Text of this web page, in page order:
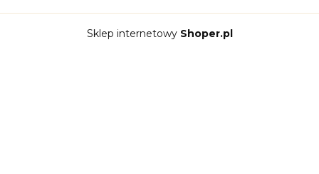
Sklep internetowy Shoper.pl